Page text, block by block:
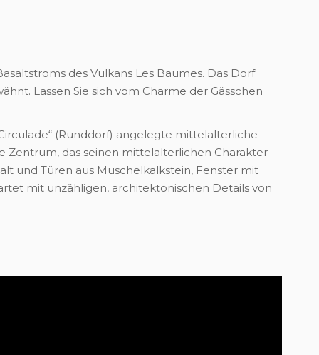
des Vulkans Les Baumes. Das Dorf
Lassen Sie sich vom Charme der Gässchen
(Runddorf) angelegte mittelalterliche
Zentrum, das seinen mittelalterlichen Charakter
und Türen aus Muschelkalkstein, Fenster mit
mit unzähligen, architektonischen Details von